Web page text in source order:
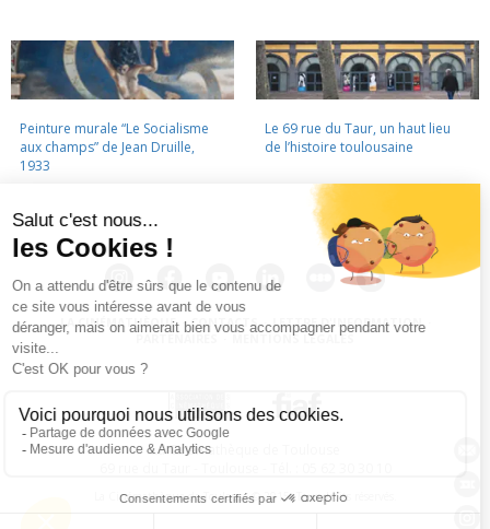
Peinture murale “Le Socialisme
aux champs” de Jean Druille,
1933
Le 69 rue du Taur, un haut lieu
de l’histoire toulousaine
LA CINÉMATHÈQUE CONTACTS · LETTRE D'INFORMATION
PARTENAIRES · MENTIONS LÉGALES
La Cinémathèque de Toulouse
La Cinémathèque de Toulouse © 2015. Tous droits réservés.